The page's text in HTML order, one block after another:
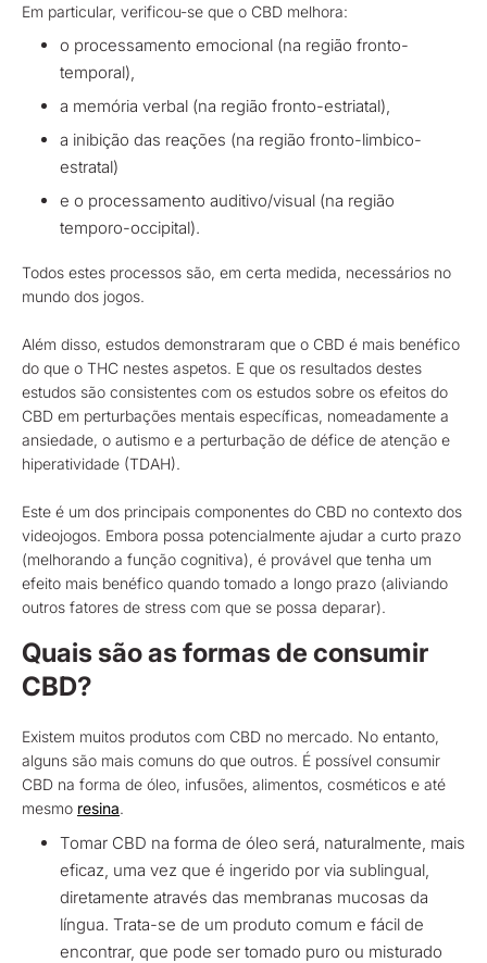
Em particular, verificou-se que o CBD melhora:
o processamento emocional (na região fronto-
temporal),
a memória verbal (na região fronto-estriatal),
a inibição das reações (na região fronto-limbico-
estratal)
e o processamento auditivo/visual (na região
temporo-occipital).
Todos estes processos são, em certa medida, necessários no
mundo dos jogos.
Além disso, estudos demonstraram que o CBD é mais benéfico
do que o THC nestes aspetos. E que os resultados destes
estudos são consistentes com os estudos sobre os efeitos do
CBD em perturbações mentais específicas, nomeadamente a
ansiedade, o autismo e a perturbação de défice de atenção e
hiperatividade (TDAH).
Este é um dos principais componentes do CBD no contexto dos
videojogos. Embora possa potencialmente ajudar a curto prazo
(melhorando a função cognitiva), é provável que tenha um
efeito mais benéfico quando tomado a longo prazo (aliviando
outros fatores de stress com que se possa deparar).
Quais são as formas de consumir
CBD?
Existem muitos produtos com CBD no mercado. No entanto,
alguns são mais comuns do que outros. É possível consumir
CBD na forma de óleo, infusões, alimentos, cosméticos e até
mesmo resina.
Tomar CBD na forma de óleo será, naturalmente, mais
eficaz, uma vez que é ingerido por via sublingual,
diretamente através das membranas mucosas da
língua. Trata-se de um produto comum e fácil de
encontrar, que pode ser tomado puro ou misturado